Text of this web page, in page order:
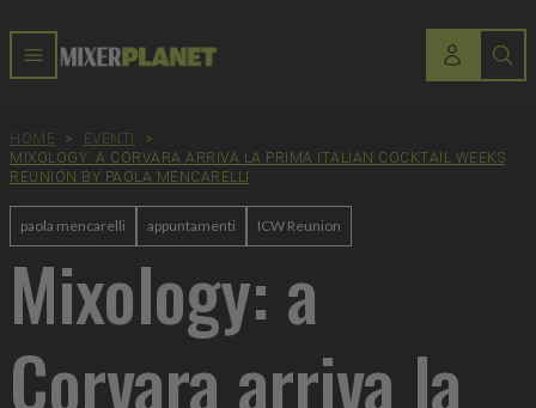
HOME > EVENTI
>
MIXOLOGY: A CORVARA ARRIVA LA PRIMA ITALIAN COCKTAIL WEEKS
REUNION BY PAOLA MENCARELLI
paola mencarelli appuntamenti ICW Reunion
Mixology: a
Corvara arriva la